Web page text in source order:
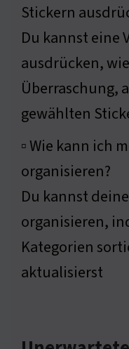
Stickern
Du kannst eine
ausdrücken,
Überraschung,
gewählten
▫ Wie kann ich
organisieren?
Du kannst
organisieren,
Kategorien
aktualisierst